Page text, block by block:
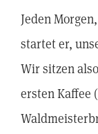
Jeden
startet er,
Wir sitzen
ersten Kaffee